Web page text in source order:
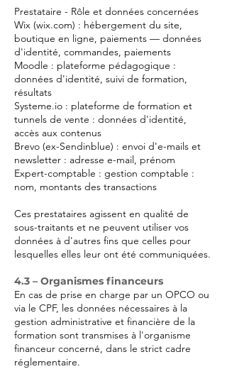
Prestataire - Rôle et données concernées
Wix (wix.com) : hébergement du site,
boutique en ligne, paiements — données
d'identité, commandes, paiements
Moodle : plateforme pédagogique :
données d'identité, suivi de formation,
résultats
Systeme.io : plateforme de formation et
tunnels de vente : données d'identité,
accès aux contenus
Brevo (ex-Sendinblue) : envoi d'e-mails et
newsletter : adresse e-mail, prénom
Expert-comptable : gestion comptable :
nom, montants des transactions
Ces prestataires agissent en qualité de
sous-traitants et ne peuvent utiliser vos
données à d'autres fins que celles pour
lesquelles elles leur ont été communiquées.
4.3 – Organismes financeurs
En cas de prise en charge par un OPCO ou
via le CPF, les données nécessaires à la
gestion administrative et financière de la
formation sont transmises à l'organisme
financeur concerné, dans le strict cadre
réglementaire.